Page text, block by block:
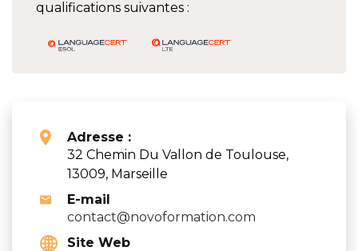
qualifications suivantes :
Adresse :
32 Chemin Du Vallon de Toulouse,
13009, Marseille
E-mail
contact@novoformation.com
Site Web